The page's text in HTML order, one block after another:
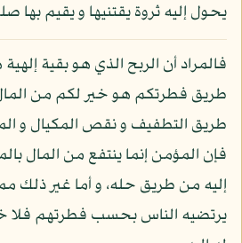
يحول إليه ثروة يقتنيها و يقيم بها
فالمراد أن الربح الذي هو بقية
طريق فطرتكم هو خير لكم من
طريق التطفيف و نقص المكيال و
فإن المؤمن إنما ينتفع من المال
إليه من طريق حله، و أما غير ذلك مما
يرتضيه الناس بحسب فطرتهم فلا